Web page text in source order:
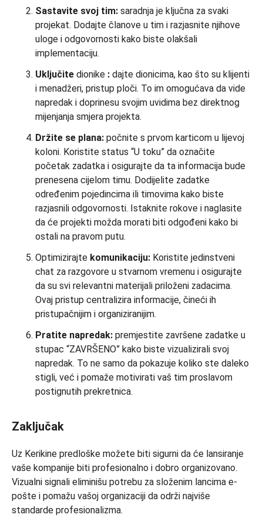
Sastavite svoj tim: saradnja je ključna za svaki
projekat. Dodajte članove u tim i razjasnite njihove
uloge i odgovornosti kako biste olakšali
implementaciju.
Uključite dionike : dajte dionicima, kao što su klijenti
i menadžeri, pristup ploči. To im omogućava da vide
napredak i doprinesu svojim uvidima bez direktnog
mijenjanja smjera projekta.
Držite se plana: počnite s prvom karticom u lijevoj
koloni. Koristite status “U toku” da označite
početak zadatka i osigurajte da ta informacija bude
prenesena cijelom timu. Dodijelite zadatke
određenim pojedincima ili timovima kako biste
razjasnili odgovornosti. Istaknite rokove i naglasite
da će projekti možda morati biti odgođeni kako bi
ostali na pravom putu.
Optimizirajte komunikaciju: Koristite jedinstveni
chat za razgovore u stvarnom vremenu i osigurajte
da su svi relevantni materijali priloženi zadacima.
Ovaj pristup centralizira informacije, čineći ih
pristupačnijim i organiziranijim.
Pratite napredak: premjestite završene zadatke u
stupac “ZAVRŠENO” kako biste vizualizirali svoj
napredak. To ne samo da pokazuje koliko ste daleko
stigli, već i pomaže motivirati vaš tim proslavom
postignutih prekretnica.
Zaključak
Uz Kerikine predloške možete biti sigurni da će lansiranje
vaše kompanije biti profesionalno i dobro organizovano.
Vizualni signali eliminišu potrebu za složenim lancima e-
pošte i pomažu vašoj organizaciji da održi najviše
standarde profesionalizma.